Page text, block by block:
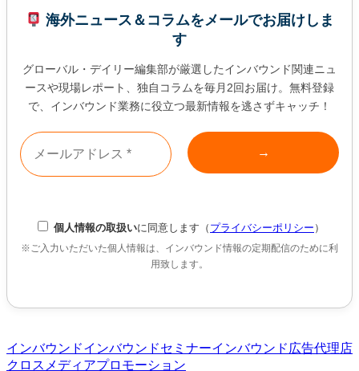
海外ニュース＆コラムをメールでお届けしま
す
グローバル・デイリー編集部が厳選したインバウンド関連ニュ
ースや現場レポート、独自コラムを毎月2回お届け。無料登録
で、インバウンド業務に役立つ最新情報を逃さずキャッチ！
個人情報の取扱いに同意します（ プライバシーポリシー ）
※ご入力いただいた個人情報は、インバウンド情報の定期配信のために利
用致します。
インバウンドインバウンドセミナーインバウンド広告代理店
クロスメディアプロモーション